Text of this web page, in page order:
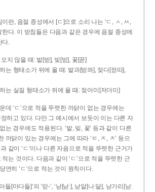
이란, 음절 종성에서 [ㄷ]으로 소리 나는 ‘ㄷ, ㅅ, ㅆ,
한다. 이 받침들은 다음과 같은 경우에 음절 종성에
다.
지 않을 때: 밭[받], 빚[빋], 꽃[꼳]
는 형태소가 뒤에 올 때: 밭과[받꽈], 젖다[젇따],
는 실질 형태소가 뒤에 올 때: 젖어미[저더미]
데 ‘ㄷ’으로 적을 뚜렷한 까닭이 없는 경우에는
정하고 있다. 다만 그 예시에서 보듯이 이는 다른 자
는 경우에도 적용된다. ‘밭, 빚, 꽃’ 등과 같이 다른
까닭이 있는 경우에는 그에 따라 ‘ㅌ, ㅈ, ㅊ’ 등으
과 같이 ‘ㄷ’이나 다른 자음으로 적을 뚜렷한 근거가
적는 것이다. 다음과 같이 ‘ㄷ’으로 적을 뚜렷한 근
연히 ‘ㄷ’으로 적는 것이 원칙이다.
들[마다들]’의 ‘맏-’, ‘낟[낟ː], 낟알[나ː달], 낟가리[낟ː